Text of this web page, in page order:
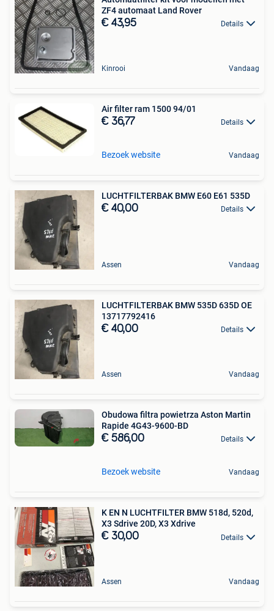
ZF4 automaat Land Rover
€ 43,95 Details
Kinrooi Vandaag
Air filter ram 1500 94/01
€ 36,77 Details
Bezoek website Vandaag
LUCHTFILTERBAK BMW E60 E61 535D
€ 40,00 Details
Assen Vandaag
LUCHTFILTERBAK BMW 535D 635D OE
13717792416
€ 40,00 Details
Assen Vandaag
Obudowa filtra powietrza Aston Martin
Rapide 4G43-9600-BD
€ 586,00 Details
Bezoek website Vandaag
K EN N LUCHTFILTER BMW 518d, 520d,
X3 Sdrive 20D, X3 Xdrive
€ 30,00 Details
Assen Vandaag